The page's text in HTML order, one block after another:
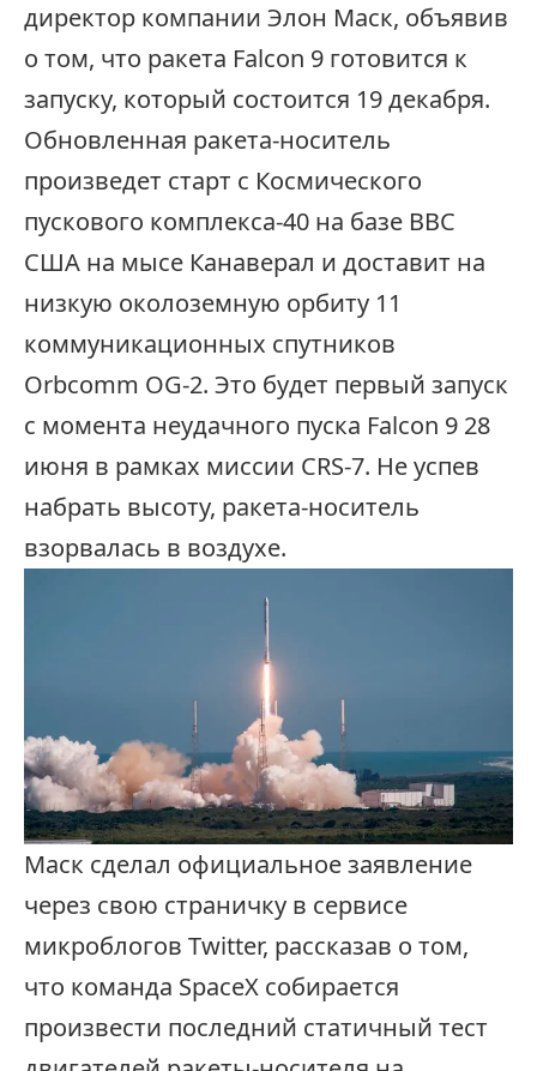
директор компании Элон Маск, объявив
о том, что ракета Falcon 9 готовится к
запуску, который состоится 19 декабря.
Обновленная ракета-носитель
произведет старт с Космического
пускового комплекса-40 на базе ВВС
США на мысе Канаверал и доставит на
низкую околоземную орбиту 11
коммуникационных спутников
Orbcomm OG-2. Это будет первый запуск
с момента неудачного пуска Falcon 9 28
июня в рамках миссии CRS-7. Не успев
набрать высоту, ракета-носитель
взорвалась в воздухе.
Маск сделал официальное заявление
через свою страничку в сервисе
микроблогов Twitter, рассказав о том,
что команда SpaceX собирается
произвести последний статичный тест